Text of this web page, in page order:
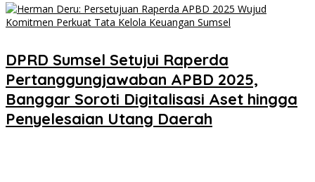
DPRD Sumsel Setujui Raperda
Pertanggungjawaban APBD 2025,
Banggar Soroti Digitalisasi Aset hingga
Penyelesaian Utang Daerah